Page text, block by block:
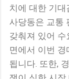
치에 대한 기대
사당동은 교통
갖춰져 있어
면에서 이번
됩니다. 또한,